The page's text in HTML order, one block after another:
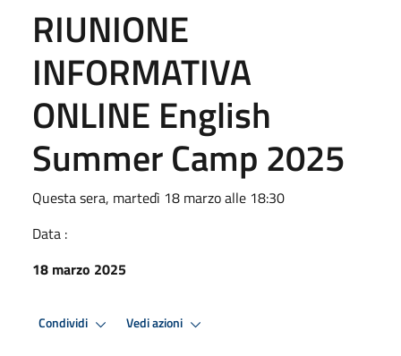
RIUNIONE
INFORMATIVA
ONLINE English
Summer Camp 2025
Questa sera, martedì 18 marzo alle 18:30
Data :
18 marzo 2025
Condividi Vedi azioni